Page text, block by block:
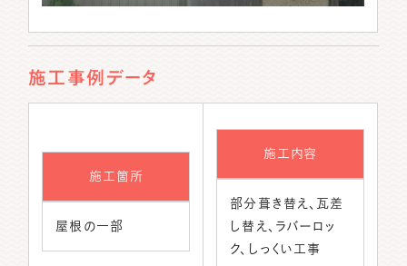
施工事例データ
施工箇所
屋根の一部
施工内容
部分葺き替え、瓦差
し替え、ラバーロッ
ク、しっくい工事